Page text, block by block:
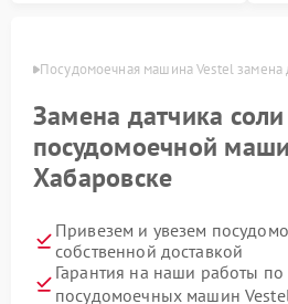
Посудомоечная машина Vestel замена
Замена датчика
посудомоечной
Хабаровске
Привезем и увезем
собственной доставкой
Гарантия на наши работы по
посудомоечных машин